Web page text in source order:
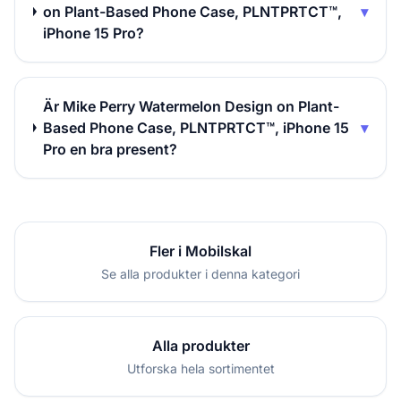
on Plant-Based Phone Case, PLNTPRTCT™,
iPhone 15 Pro?
▾
Är Mike Perry Watermelon Design on Plant-
Based Phone Case, PLNTPRTCT™, iPhone 15
Pro en bra present?
▾
Fler i Mobilskal
Se alla produkter i denna kategori
Alla produkter
Utforska hela sortimentet